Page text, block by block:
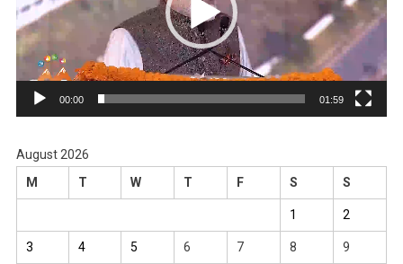
00:00 01:59
August 2026
M
T W T F S S
1 2
3 4 5 6 7 8 9